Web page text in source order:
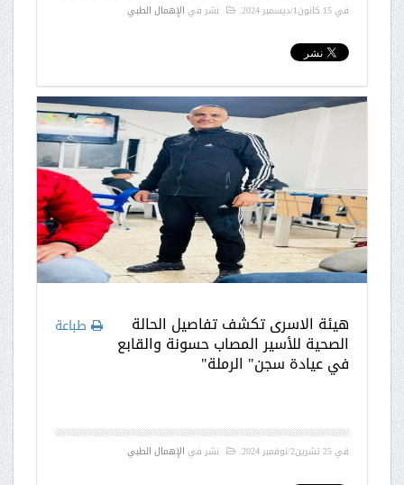
في15 كانون1/ديسمبر 2024 . نشر في الإهمال الطبي
طباعة هيئة الاسرى تكشف تفاصيل الحالة
الصحية للأسير المصاب حسونة والقابع
في عيادة سجن" الرملة"
في25 تشرين2/نوفمبر 2024 . نشر في الإهمال الطبي